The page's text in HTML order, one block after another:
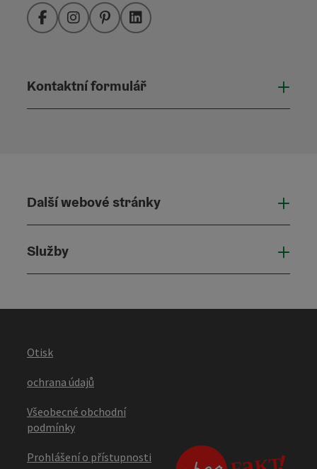
FacebookInstagramPinterestLinkedIn
Kontaktní formulář
Další webové stránky
Služby
Otisk
ochrana údajů
Všeobecné obchodní
podmínky
Prohlášení o přístupnosti